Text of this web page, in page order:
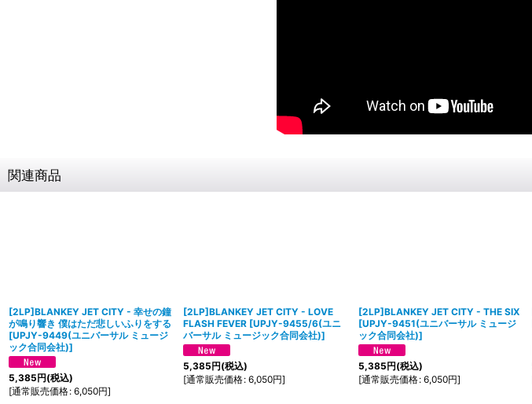
関連商品
[2LP]BLANKEY JET CITY - 幸せの鐘
が鳴り響き 僕はただ悲しいふりをする
[UPJY-9449(ユニバーサル ミュージ
ック合同会社)]
5,385円(税込)
[通常販売価格: 6,050円]
[2LP]BLANKEY JET CITY - LOVE
FLASH FEVER [UPJY-9455/6(ユニ
バーサル ミュージック合同会社)]
5,385円(税込)
[通常販売価格: 6,050円]
[2LP]BLANKEY JET CITY - THE SIX
[UPJY-9451(ユニバーサル ミュージ
ック合同会社)]
5,385円(税込)
[通常販売価格: 6,050円]